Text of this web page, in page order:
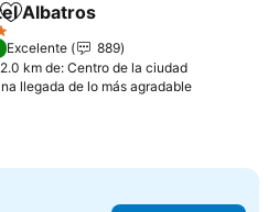
Agregar a favoritos
Albatros
Excelente
889
km de: Centro de la ciudad
llegada de lo más agradableVer